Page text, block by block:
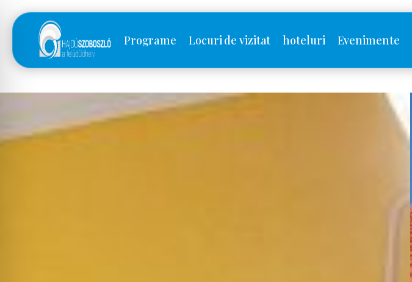
Programe Locuri de vizitat hoteluri Evenimente